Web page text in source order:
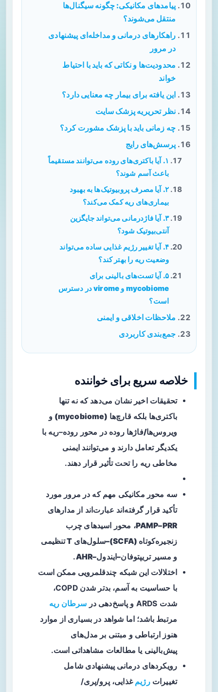
پیامدهای مکانیکی: چگونه سیگنال‌ها
منتقل می‌شوند؟
راهکارهای درمانی و مداخله‌ای پیشنهادی
در مرور
محدودیت‌ها و نکاتی که باید با احتیاط
خواند
این یافته برای بیمار چه معنایی دارد؟
نظر تحریریه پزشک سایت
چه زمانی باید با پزشک مشورت کرد؟
پرسش‌های رایج
۱. آیا باکتری‌های روده می‌توانند مستقیماً
باعث آسم شوند؟
۲. آیا مصرف پروبیوتیک‌ها به بهبود
بیماری‌های ریه کمک می‌کند؟
۳. آیا فاژدرمانی می‌تواند جایگزین
آنتی‌بیوتیک شود؟
۴. آیا تغییر رژیم غذایی ساده می‌تواند
وضعیت ریه را بهتر کند؟
۵. آیا تست‌های بالینی برای
mycobiome و virome در دسترس
است؟
ملاحظات اخلاقی و ایمنی
جمع‌بندی کاربردی
خلاصه سریع برای خواننده
تحقیقات اخیر نشان می‌دهد که نه تنها
باکتری‌ها بلکه قارچ‌ها (mycobiome)
و
ویروس‌ها/فاژها روده در محور روده–ریه با
یکدیگر تعامل دارند و می‌توانند ایمنی
مخاطی ریه را تحت تأثیر قرار دهند.
سه محور مکانیکی مهم که در مرور مورد
تأکید قرار گرفته‌اند عبارت‌اند از مدارهای
PAMP–PRR، محور اسیدهای چرب
زنجیره‌کوتاه (SCFA)–سلول‌های T تنظیمی
و مسیرتریپتوفان–ایندول–AHR
.
اختلالات این شبکه چندقلمرویی ممکن است
با حساسیت به آسم، بدتر شدن COPD،
شدت ARDS و پاسخ‌دهی در
سرطان ریه
مرتبط باشد؛ اما شواهد در بسیاری از موارد
هنوز ارتباطی و مبتنی بر مدل‌های
پیش‌بالینی یا مطالعات مشاهداتی است.
رویکردهای درمانی پیشنهادی شامل
تغییراترژیم غذایی، پرو/پری/